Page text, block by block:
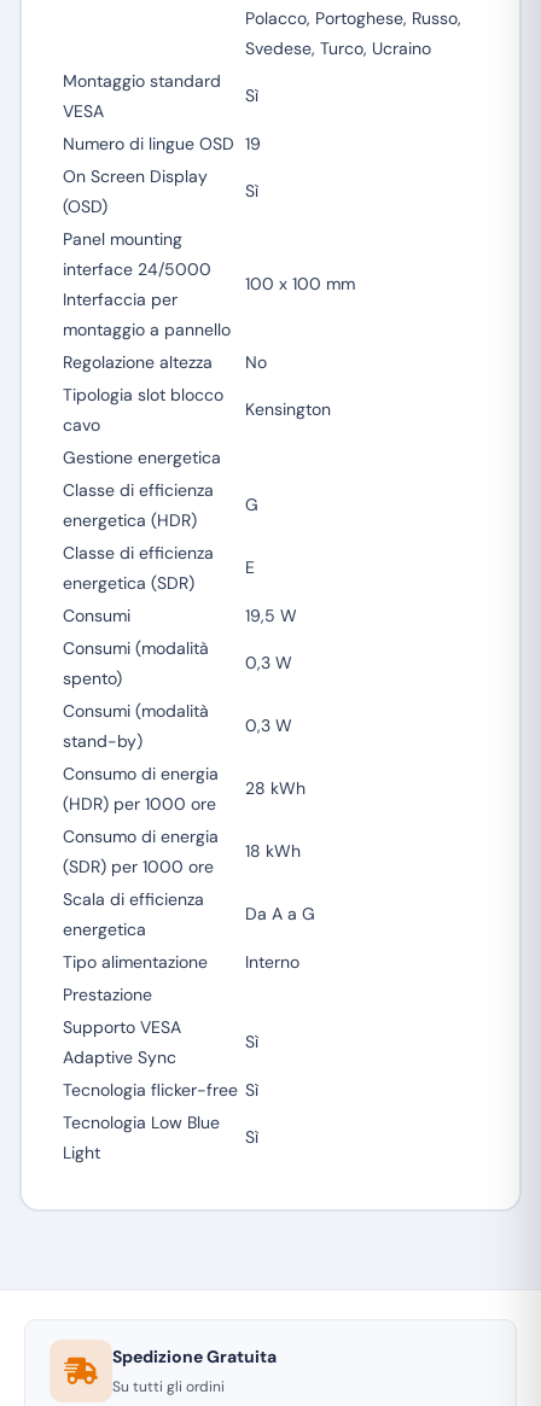
Polacco, Portoghese, Russo,
Svedese, Turco, Ucraino
Montaggio standard
VESA
Sì
Numero di lingue OSD 19
On Screen Display
(OSD)
Sì
Panel mounting
interface 24/5000
Interfaccia per
montaggio a pannello
100 x 100 mm
Regolazione altezza
No
Tipologia slot blocco
cavo
Kensington
Gestione energetica
Classe di efficienza
energetica (HDR)
G
Classe di efficienza
energetica (SDR)
E
Consumi
19,5 W
Consumi (modalità
spento)
0,3 W
Consumi (modalità
stand-by)
0,3 W
Consumo di energia
(HDR) per 1000 ore
28 kWh
Consumo di energia
(SDR) per 1000 ore
18 kWh
Scala di efficienza
energetica
Da A a G
Tipo alimentazione
Interno
Prestazione
Supporto VESA
Adaptive Sync
Sì
Tecnologia flicker-free Sì
Tecnologia Low Blue
Light
Sì
Spedizione Gratuita
Su tutti gli ordini